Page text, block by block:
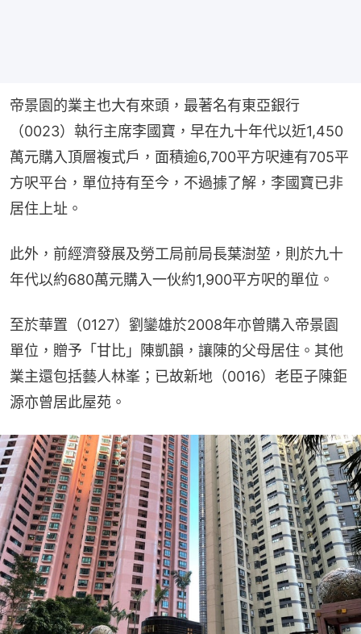
帝景園的業主也大有來頭，最著名有東亞銀行
（0023）執行主席李國寶，早在九十年代以近1,450
萬元購入頂層複式戶，面積逾6,700平方呎連有705平
方呎平台，單位持有至今，不過據了解，李國寶已非
居住上址。
此外，前經濟發展及勞工局前局長葉澍堃，則於九十
年代以約680萬元購入一伙約1,900平方呎的單位。
至於華置（0127）劉鑾雄於2008年亦曾購入帝景園
單位，贈予「甘比」陳凱韻，讓陳的父母居住。其他
業主還包括藝人林峯；已故新地（0016）老臣子陳鉅
源亦曾居此屋苑。